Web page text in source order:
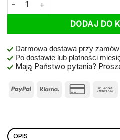
DODAJ DO
Darmowa dostawa przy
Po dostawie lub płatności
Mają Państwo pytania?
OPIS